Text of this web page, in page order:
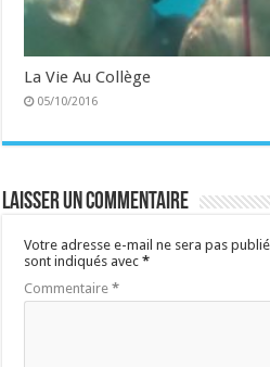
La Vie Au Collège
05/10/2016
Laisser un commentaire
Votre adresse e-mail ne sera pas
sont indiqués avec*
Commentaire*